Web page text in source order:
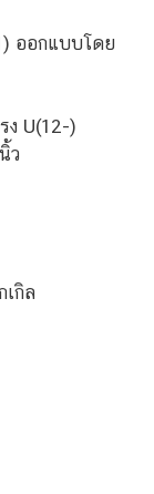
ออกแบบโดย
ง U(12-)
ว
กิล